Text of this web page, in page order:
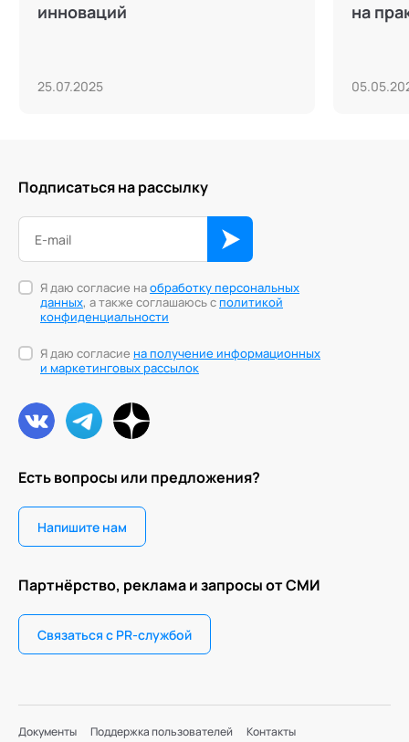
инноваций
25.07.2025
на
Есть вопросы или предложения?
Напишите нам
Партнёрство, реклама и запросы от СМИ
Связаться с PR-службой
Подписаться на рассылку
Я даю согласие наобработку персональных
данных, а также соглашаюсь сполитикой
конфиденциальности
Я даю согласие на получение информационных
и маркетинговых рассылок
Документы Поддержка пользователей Контакты